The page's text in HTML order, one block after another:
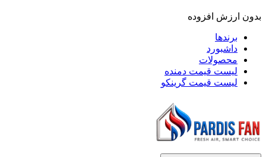
بدون ارزش افزوده
برندها
داشبورد
محصولات
لیست قیمت دمنده
لیست قیمت گرینکو